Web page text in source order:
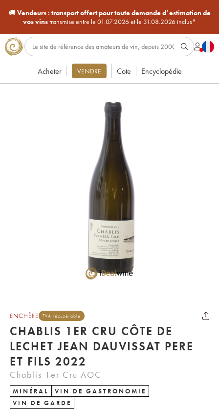
🚚Vendeurs : transport offert pour toute demande d’estimation de
vos vinstransmise entre le 01.07.2026 et le 31.08.2026 inclus*
Acheter VENDRE Cote Encyclopédie
ENCHÈRE TVA récupérable
CHABLIS 1ER CRU CÔTE DE
LECHET JEAN DAUVISSAT PERE
ET FILS 2022
Chablis 1er Cru AOC
MINÉRAL
VIN DE GASTRONOMIE
VIN DE GARDE